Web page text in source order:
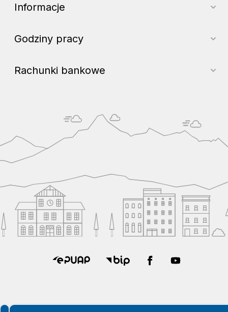
Informacje
Godziny pracy
Rachunki bankowe
Spełniamy standardy WCAG 2.2
Spełniamy standardy W3C